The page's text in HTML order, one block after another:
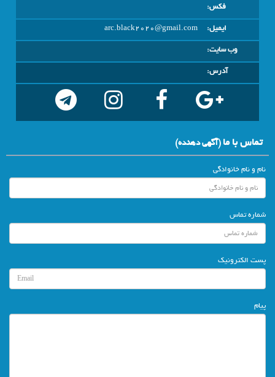
فکس:
ایمیل:
arc.black2020@gmail.com
وب سایت:
آدرس:
تماس با ما(آگهي دهنده)
نام و نام خانوادگی
شماره تماس
پست الکترونیک
پیام